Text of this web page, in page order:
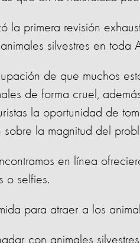
la primera revisión
silvestres en toda
de que muchos
de forma cruel,
la oportunidad de
la magnitud del
en línea
o selfies.
para atraer a los
con animales